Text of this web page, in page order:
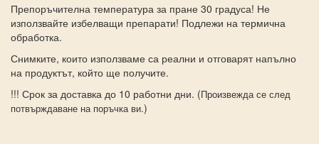
Препоръчителна температура за пране 30 градуса! Не
използвайте избелващи препарати! Подлежи на термична
обработка.
Снимките, които използваме са реални и отговарят напълно
на продуктът, който ще получите.
!!! Срок за доставка до 10 работни дни. (Произвежда се след
потвърждаване на поръчка ви.)